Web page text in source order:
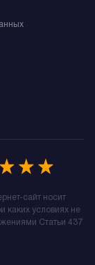
сайт носит
каких условиях не
Статьи 437